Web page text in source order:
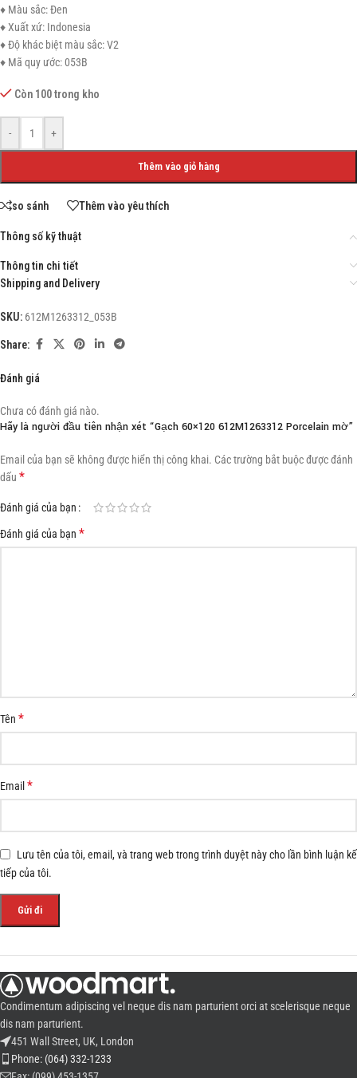
♦ Màu sắc: Đen
♦ Xuất xứ: Indonesia
♦ Độ khác biệt màu sắc: V2
♦ Mã quy ước: 053B
Còn 100 trong kho
- +
Thêm vào giỏ hàng
so sánh Thêm vào yêu thích
Thông số kỹ thuật
Thông tin chi tiết
Shipping and Delivery
SKU: 612M1263312_053B
Share:
Đánh giá
Chưa có đánh giá nào.
Hãy là người đầu tiên nhận xét “Gạch 60×120 612M1263312 Porcelain mờ”
Email của bạn sẽ không được hiển thị công khai. Các trường bắt buộc được đánh
dấu *
Đánh giá của bạn
Đánh giá của bạn *
Tên *
Email *
Lưu tên của tôi, email, và trang web trong trình duyệt này cho lần bình luận kế
tiếp của tôi.
Condimentum adipiscing vel neque dis nam parturient orci at scelerisque neque
dis nam parturient.
451 Wall Street, UK, London
Phone: (064) 332-1233